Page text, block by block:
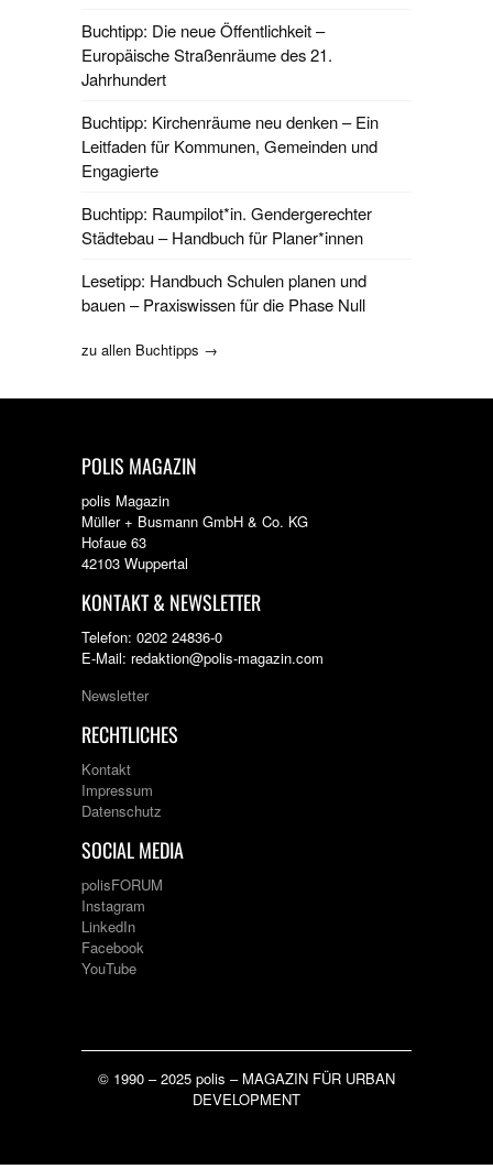
Buchtipp: Die neue Öffentlichkeit –
Europäische Straßenräume des 21.
Jahrhundert
Buchtipp: Kirchenräume neu denken – Ein
Leitfaden für Kommunen, Gemeinden und
Engagierte
Buchtipp: Raumpilot*in. Gendergerechter
Städtebau – Handbuch für Planer*innen
Lesetipp: Handbuch Schulen planen und
bauen – Praxiswissen für die Phase Null
zu allen Buchtipps →
POLIS MAGAZIN
polis Magazin
Müller + Busmann GmbH & Co. KG
Hofaue 63
42103 Wuppertal
KONTAKT & NEWSLETTER
Telefon: 0202 24836-0
E-Mail: redaktion@polis-magazin.com
Newsletter
RECHTLICHES
Kontakt
Impressum
Datenschutz
SOCIAL MEDIA
polisFORUM
Instagram
LinkedIn
Facebook
YouTube
© 1990 – 2025 polis – MAGAZIN FÜR URBAN
DEVELOPMENT